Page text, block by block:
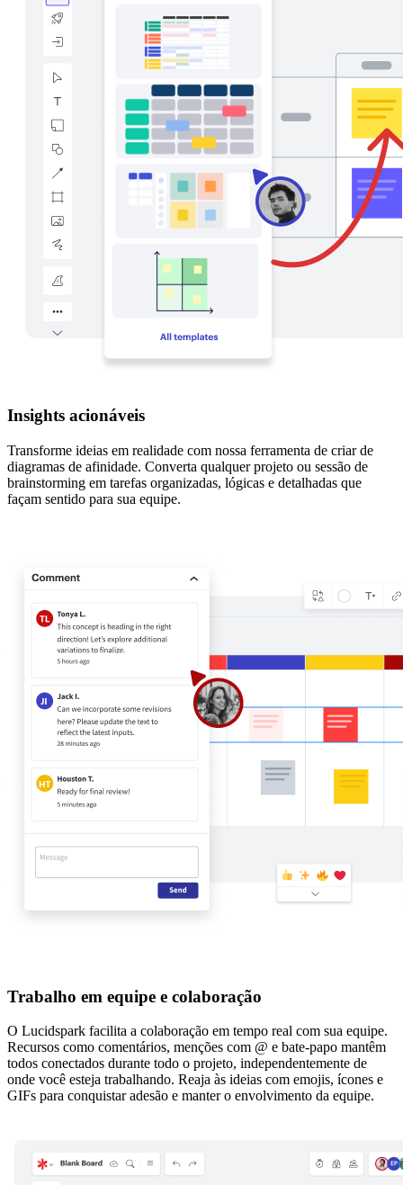
Insights acionáveis
Transforme ideias em realidade com nossa ferramenta de criar de
diagramas de afinidade. Converta qualquer projeto ou sessão de
brainstorming em tarefas organizadas, lógicas e detalhadas que
façam sentido para sua equipe.
Trabalho em equipe e colaboração
O Lucidspark facilita a colaboração em tempo real com sua equipe.
Recursos como comentários, menções com @ e bate-papo mantêm
todos conectados durante todo o projeto, independentemente de
onde você esteja trabalhando. Reaja às ideias com emojis, ícones e
GIFs para conquistar adesão e manter o envolvimento da equipe.